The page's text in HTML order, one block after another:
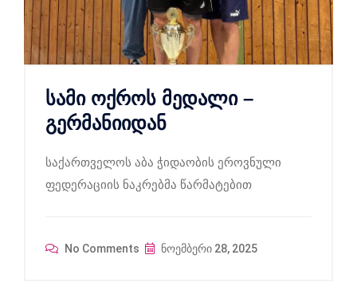
სამი ოქროს მედალი –
გერმანიიდან
საქართველოს აბა ჭიდაობის ეროვნული
ფედერაციის ნაკრებმა წარმატებით
No Comments ნოემბერი 28, 2025